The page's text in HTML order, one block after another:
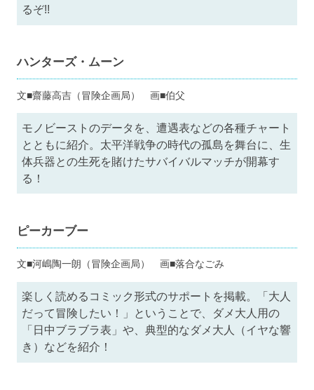
るぞ!!
ハンターズ・ムーン
文■齋藤高吉（冒険企画局） 画■伯父
モノビーストのデータを、遭遇表などの各種チャート
とともに紹介。太平洋戦争の時代の孤島を舞台に、生
体兵器との生死を賭けたサバイバルマッチが開幕す
る！
ピーカーブー
文■河嶋陶一朗（冒険企画局） 画■落合なごみ
楽しく読めるコミック形式のサポートを掲載。「大人
だって冒険したい！」ということで、ダメ大人用の
「日中ブラブラ表」や、典型的なダメ大人（イヤな響
き）などを紹介！